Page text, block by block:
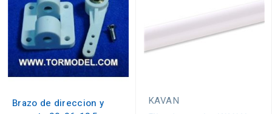
Brazo de direccion y
KAVAN